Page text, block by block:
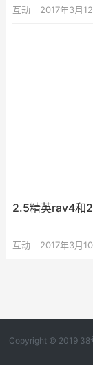
互动 2017年3月
2.5精英rav4和
互动 2017年3月
Copyright © 2019 38